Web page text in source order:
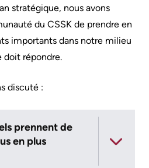
Care
Planning
Engage
us
avec
patient
Conseil
consultatif
patients
familles
stratégique, nous avons
du CSSK de prendre en
importants dans notre milieu
doit répondre.
discuté :
prennent de
en plus